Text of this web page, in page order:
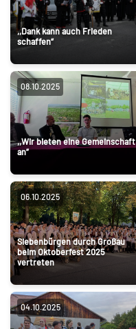
,,Dank kann auch Frieden
schaffen“
08.10.2025
,,Wir bieten eine Gemeinschaft
an”
06.10.2025
Siebenbürgen durch Großau
beim Oktoberfest 2025
vertreten
04.10.2025